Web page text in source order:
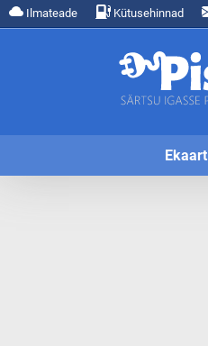
Ilmateade Kütusehinnad
Ekaart